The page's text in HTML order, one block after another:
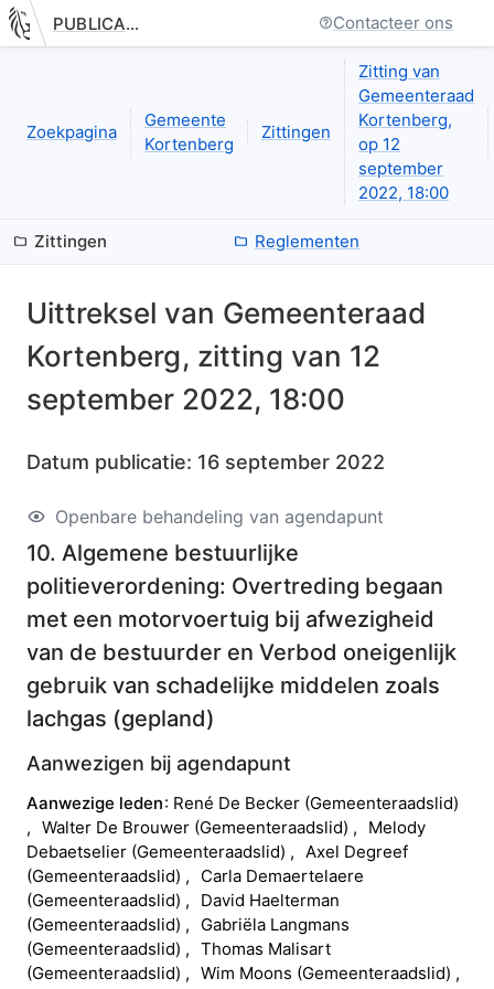
Nieuwe pagina: PUBLICATIE.GELINKT-NOTULEREN.VLAANDEREN.BE Contacteer ons
Zoekpagina
Gemeente
Kortenberg
Zittingen
Zitting van
Gemeenteraad
Kortenberg,
op 12
september
2022, 18:00
Zittingen Reglementen
Uittreksel van Gemeenteraad
Kortenberg, zitting van 12
september 2022, 18:00
Datum publicatie: 16 september 2022
Openbare behandeling van agendapunt
10. Algemene bestuurlijke
politieverordening: Overtreding begaan
met een motorvoertuig bij afwezigheid
van de bestuurder en Verbod oneigenlijk
gebruik van schadelijke middelen zoals
lachgas (gepland)
Aanwezigen bij agendapunt
Aanwezige leden René De Becker (Gemeenteraadslid)
Walter De Brouwer (Gemeenteraadslid)
Melody
Debaetselier (Gemeenteraadslid) Axel Degreef
(Gemeenteraadslid) Carla Demaertelaere
(Gemeenteraadslid) David Haelterman
(Gemeenteraadslid) Gabriëla Langmans
(Gemeenteraadslid) Thomas Malisart
(Gemeenteraadslid) Wim Moons (Gemeenteraadslid)